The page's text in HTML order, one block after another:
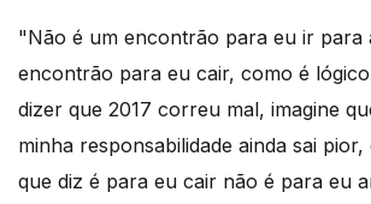
"Não é um encontrão para eu ir para
encontrão para eu cair, como é
dizer que 2017 correu mal, imagine
minha responsabilidade ainda sai
que diz é para eu cair não é para eu